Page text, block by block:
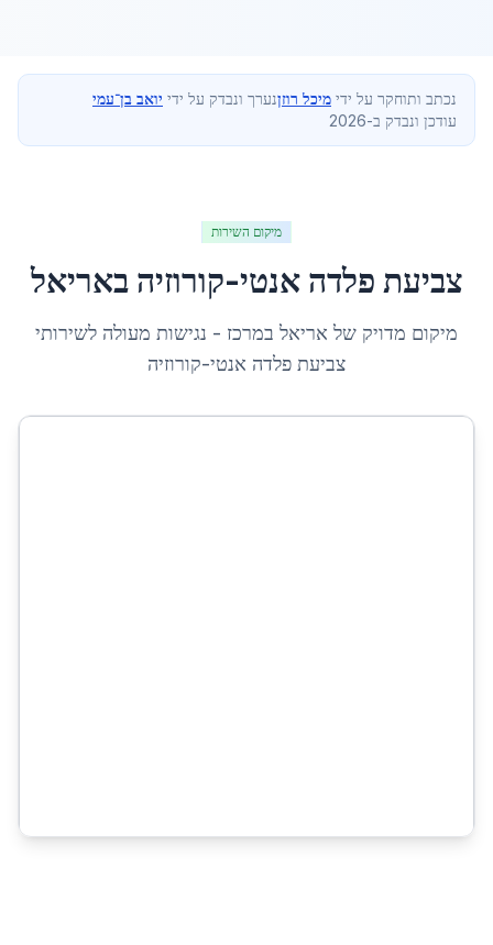
נכתב ותוחקר על ידי מיכל רוזןנערך ונבדק על ידי יואב בן־עמי
עודכן ונבדק ב-2026
מיקום השירות
צביעת פלדה אנטי-קורוזיה באריאל
מיקום מדויק של אריאל במרכז - נגישות מעולה לשירותי
צביעת פלדה אנטי-קורוזיה